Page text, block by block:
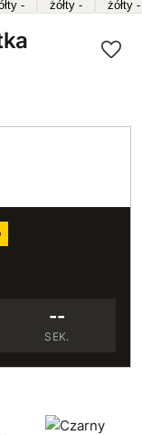
--
SEK.